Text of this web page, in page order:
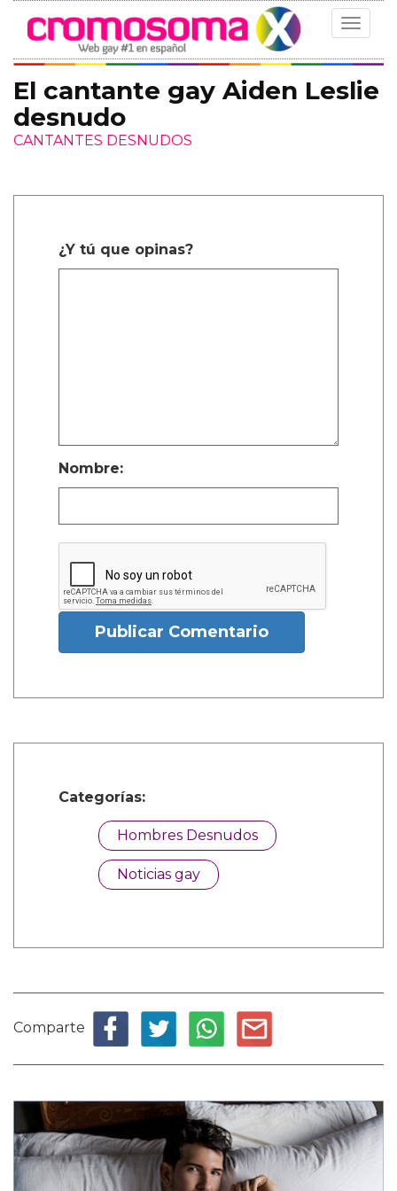
Toggle
El cantante gay Aiden Leslie
desnudo
CANTANTES DESNUDOS
¿Y tú que opinas?
Nombre:
Publicar Comentario
Categorías:
Hombres Desnudos
Noticias gay
Comparte